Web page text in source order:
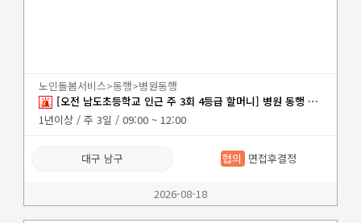
노인돌봄서비스>동행>병원동행
[오전 남도초등학교 인근 주 3회 4등급 할머니] 병원 동행 요양보호사
1년이상 / 주 3일 / 09:00 ~ 12:00
대구 남구 협의 면접후결정
2026-08-18